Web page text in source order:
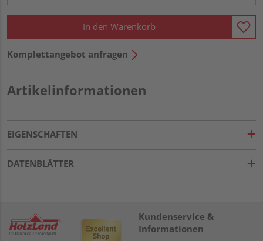
In den Warenkorb
Komplettangebot anfragen
Artikelinformationen
EIGENSCHAFTEN
DATENBLÄTTER
Kundenservice &
Informationen